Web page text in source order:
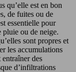
qu’elle est en bon
de fuites ou de
essentielle pour
pluie ou de neige.
sont propres et
les accumulations
entraîner des
d’infiltrations